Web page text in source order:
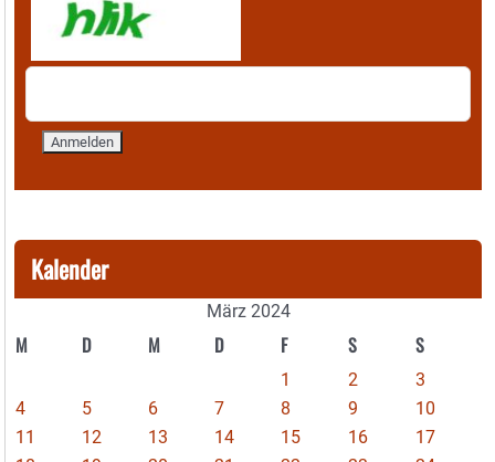
Kalender
März 2024
M D M D F S S
1 2
3
4
5 6 7 8 9
10
11
12 13 14 15 16
17